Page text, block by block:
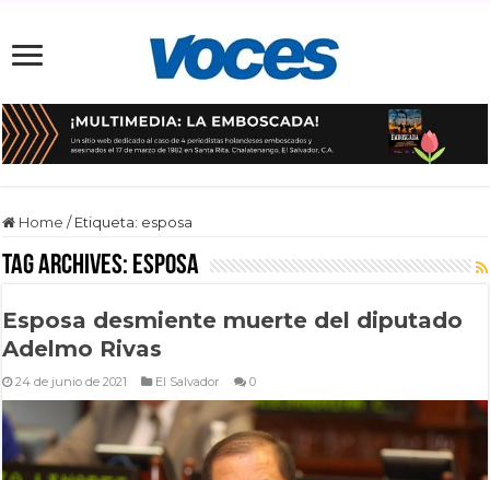
Home / Etiqueta: esposa
Tag Archives: esposa
Esposa desmiente muerte del diputado
Adelmo Rivas
24 de junio de 2021 El Salvador 0